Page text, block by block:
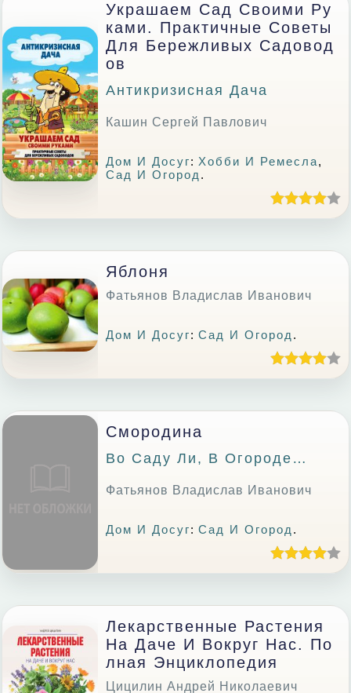
Украшаем Сад Своими Ру
Ками. Практичные Советы
Для Бережливых Садовод
Ов
Антикризисная Дача
Кашин Сергей Павлович
Дом И Досуг:Хобби И Ремесла,
Сад И Огород.
Яблоня
Фатьянов Владислав Иванович
Дом И Досуг:Сад И Огород.
Смородина
Во Саду Ли, В Огороде…
Фатьянов Владислав Иванович
Дом И Досуг:Сад И Огород.
Лекарственные Растения
На Даче И Вокруг Нас. По
Лная Энциклопедия
Цицилин Андрей Николаевич